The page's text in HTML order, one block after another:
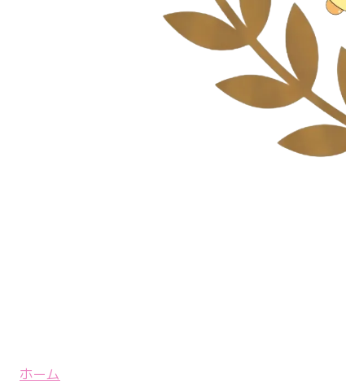
ホーム